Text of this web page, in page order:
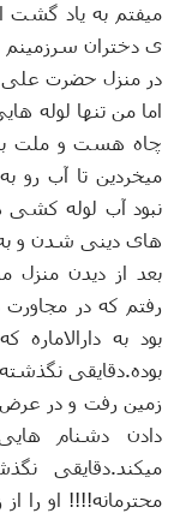
میفتم به یاد گشت
ی دختران سرزمینم
در منزل حضرت علی
اما من تنها لوله
میخردین تا آب رو
نبود آب لوله کشی
های دینی شدن و به
بعد از دیدن منزل
رفتم که در
بود به
بوده.دقایقی
زمین رفت و در عرض
دادن دشنام
میکند .دقایقی
محترمانه!!!! او را